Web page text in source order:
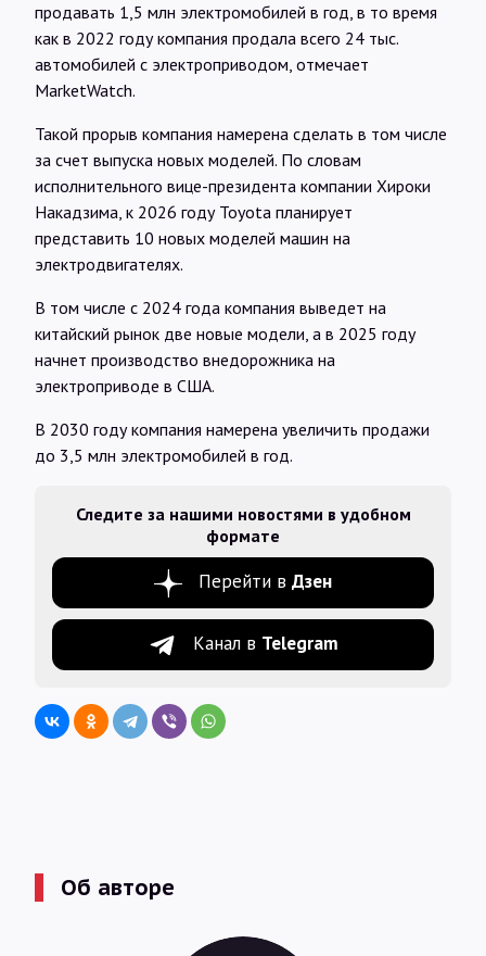
@Infotek_Russia
продавать 1,5 млн электромобилей в год, в то время
как в 2022 году компания продала всего 24 тыс.
автомобилей с электроприводом, отмечает
MarketWatch.
Такой прорыв компания намерена сделать в том числе
за счет выпуска новых моделей. По словам
исполнительного вице-президента компании Хироки
Накадзима, к 2026 году Toyota планирует
представить 10 новых моделей машин на
электродвигателях.
В том числе с 2024 года компания выведет на
китайский рынок две новые модели, а в 2025 году
начнет производство внедорожника на
электроприводе в США.
В 2030 году компания намерена увеличить продажи
до 3,5 млн электромобилей в год.
Следите за нашими новостями в удобном
формате
Перейти в Дзен
Канал в Telegram
Об авторе